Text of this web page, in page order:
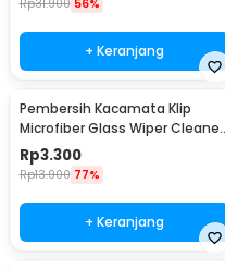
Rp31.900 56%
+ Keranjang
Pembersih Kacamata Klip
Microfiber Glass Wiper Cleaner
Multifunction - TVA45
Rp3.300
Rp13.900 77%
+ Keranjang